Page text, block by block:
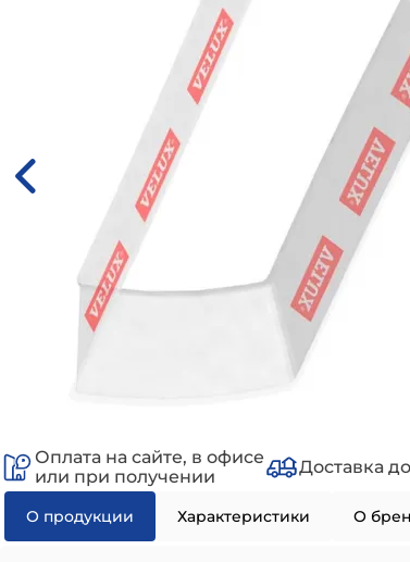
Оплата на сайте, в офисе
или при получении
Доставка
О продукции Характеристики О